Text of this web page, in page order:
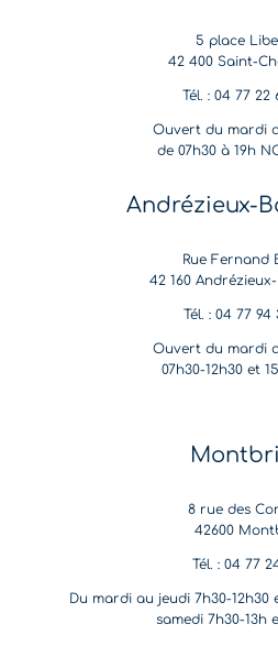
5 place
42 400 Saint-
Tél. : 04 77 22
Ouvert du mardi
de 07h30 à 19h
Andrézieux-
Rue Fernand
42 160
Tél. : 04 77 94
Ouvert du mardi
07h30-12h30 et
8 rue des
42600
Tél. : 04 77
Du mardi au jeudi 7h30-12h30
samedi 7h30-13h